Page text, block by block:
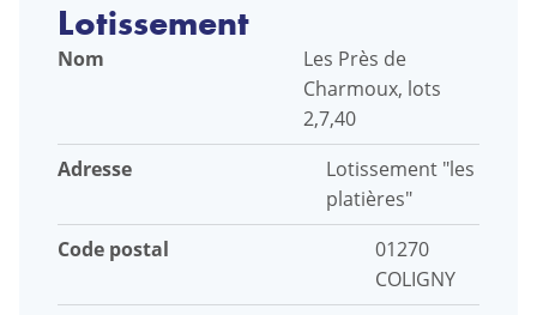
Lotissement
Nom
Les Près de
Charmoux, lots
2,7,40
Adresse
Lotissement "les
platières"
Code postal
01270
COLIGNY